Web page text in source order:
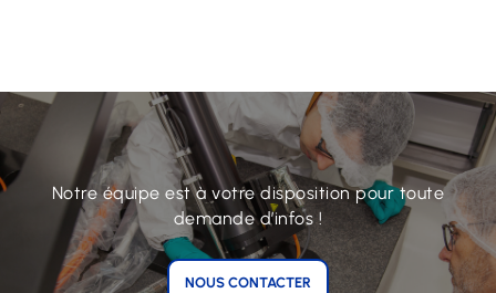
Notre équipe est à votre disposition pour toute
demande d’infos !
NOUS CONTACTER